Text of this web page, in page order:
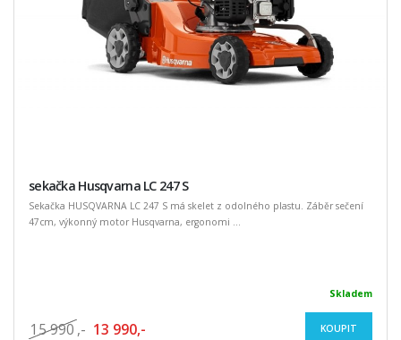
sekačka Husqvarna LC 247 S
Sekačka HUSQVARNA LC 247 S má skelet z odolného plastu. Záběr sečení
47cm, výkonný motor Husqvarna, ergonomi ...
Skladem
15 990 ,- 13 990,- KOUPIT